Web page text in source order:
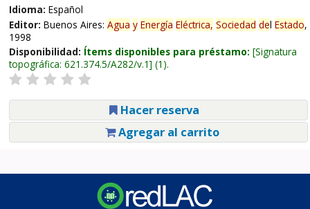
Idioma: Español
Editor: Buenos Aires: Agua y Energía Eléctrica, Sociedad del Estado,
1998
Disponibilidad: Ítems disponibles para préstamo: Signatura
topográfica: 621.374.5/A282/v.1 (1).
Hacer reserva
Agregar al carrito